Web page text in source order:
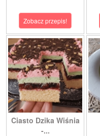
Zobacz przepis!
Ciasto Dzika Wiśnia
-...